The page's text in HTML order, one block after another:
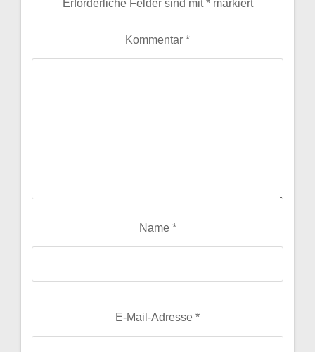
Erforderliche Felder sind mit*markiert
Kommentar *
Name *
E-Mail-Adresse *